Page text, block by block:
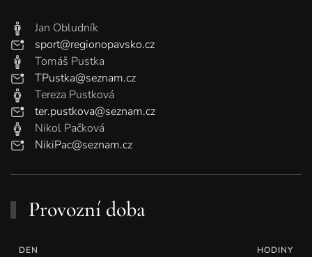
Jan Obludník
sport@regionopavsko.cz
Tomáš Pustka
TPustka@seznam.cz
Tereza Pustková
ter.pustkova@seznam.cz
Nikol Pačková
NikiPac@seznam.cz
Provozní doba
DEN HODINY